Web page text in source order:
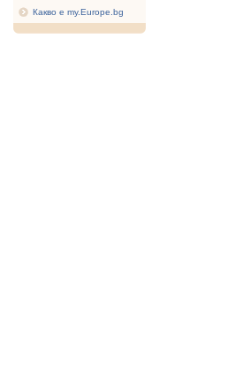
Какво е my.Europe.bg